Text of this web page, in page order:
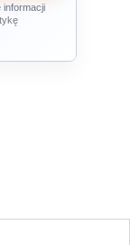
informacji